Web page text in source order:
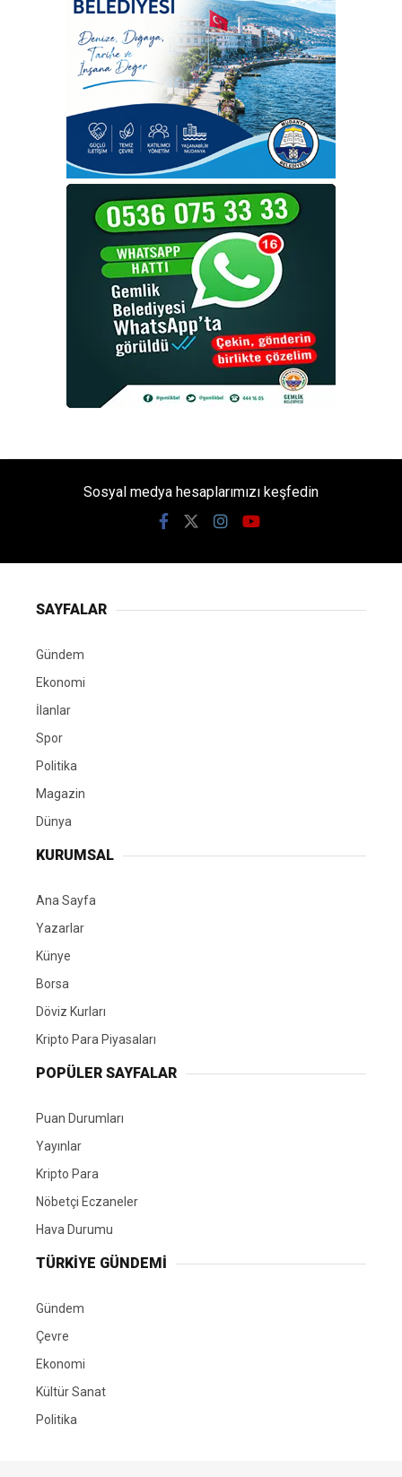
Sosyal medya hesaplarımızı keşfedin
SAYFALAR
Gündem
Ekonomi
İlanlar
Spor
Politika
Magazin
Dünya
KURUMSAL
Ana Sayfa
Yazarlar
Künye
Borsa
Döviz Kurları
Kripto Para Piyasaları
POPÜLER SAYFALAR
Puan Durumları
Yayınlar
Kripto Para
Nöbetçi Eczaneler
Hava Durumu
TÜRKIYE GÜNDEMI
Gündem
Çevre
Ekonomi
Kültür Sanat
Politika